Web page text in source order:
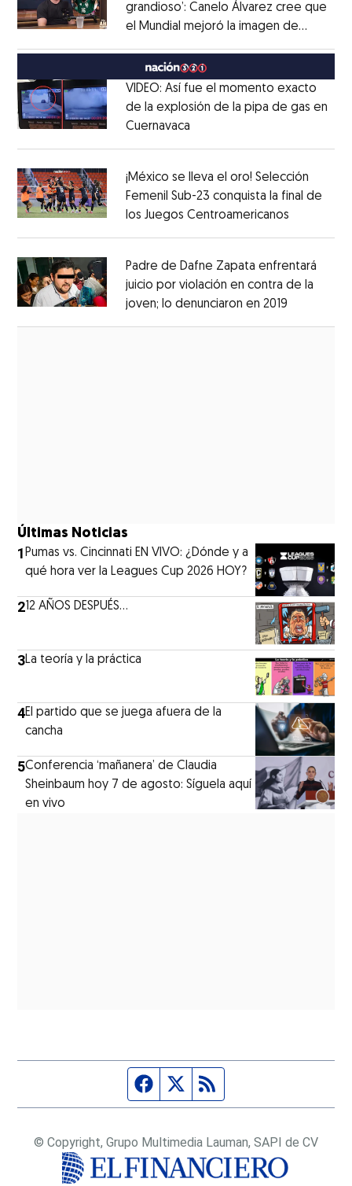
grandioso’: Canelo Álvarez cree que
el Mundial mejoró la imagen de
VIDEO: Así fue el momento exacto
de la explosión de la pipa de gas en
Cuernavaca
¡México se lleva el oro! Selección
Femenil Sub-23 conquista la final de
los Juegos Centroamericanos
Padre de Dafne Zapata enfrentará
juicio por violación en contra de la
joven; lo denunciaron en 2019
Últimas Noticias
1Pumas vs. Cincinnati EN VIVO: ¿Dónde y a
qué hora ver la Leagues Cup 2026 HOY?
2 12 AÑOS DESPUÉS...
3La teoría y la práctica
4El partido que se juega afuera de la
cancha
5Conferencia ‘mañanera’ de Claudia
Sheinbaum hoy 7 de agosto: Síguela aquí
en vivo
Página de Facebook
Fuente Twitter
© Copyright, Grupo Multimedia Lauman, SAPI de CV